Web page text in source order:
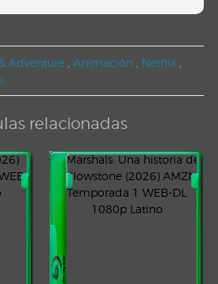
Adventure Animación Netflix
relacionadas